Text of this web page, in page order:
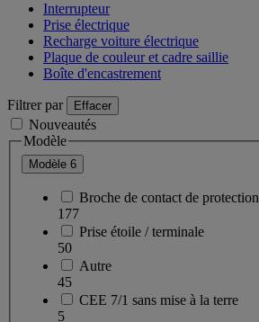
Interrupteur
Prise électrique
Recharge voiture électrique
Plaque de couleur et cadre saillie
Boîte d'encastrement
Filtrer par Effacer
Nouveautés
Modèle
Modèle 6
Broche de contact de protection
177
Prise étoile / terminale
50
Autre
45
CEE 7/1 sans mise à la terre
5